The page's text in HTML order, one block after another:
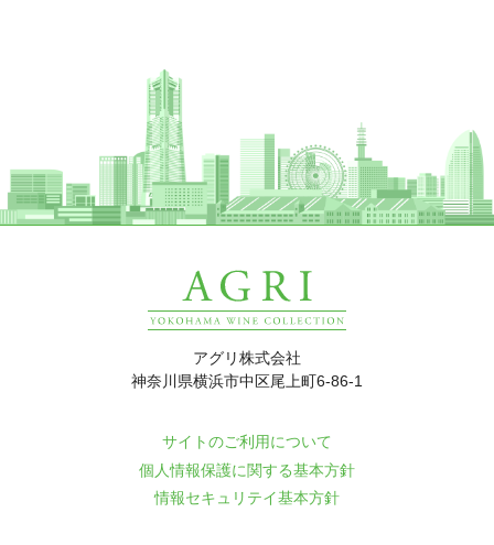
アグリ株式会社
神奈川県横浜市中区尾上町6-86-1
サイトのご利用について
個人情報保護に関する基本方針
情報セキュリテイ基本方針